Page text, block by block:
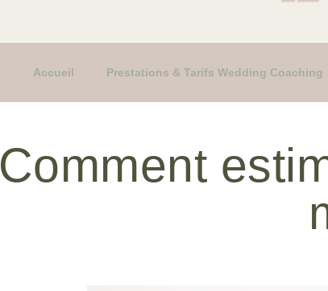
Accueil Prestations & Tarifs Wedding Coaching
Comment